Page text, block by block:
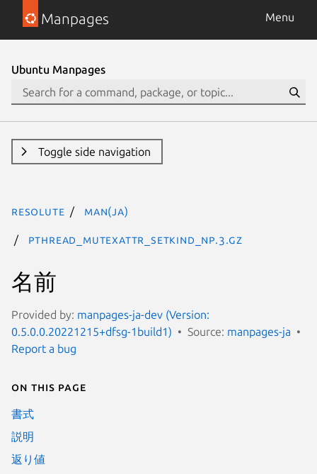
Manpages Menu
Ubuntu Manpages
Toggle side navigation
resolute man(ja)
pthread_mutexattr_setkind_np.3.gz
名前
Provided by: manpages-ja-dev (Version:
0.5.0.0.20221215+dfsg-1build1)
Source: manpages-ja
Report a bug
On this page
書式
説明
返り値